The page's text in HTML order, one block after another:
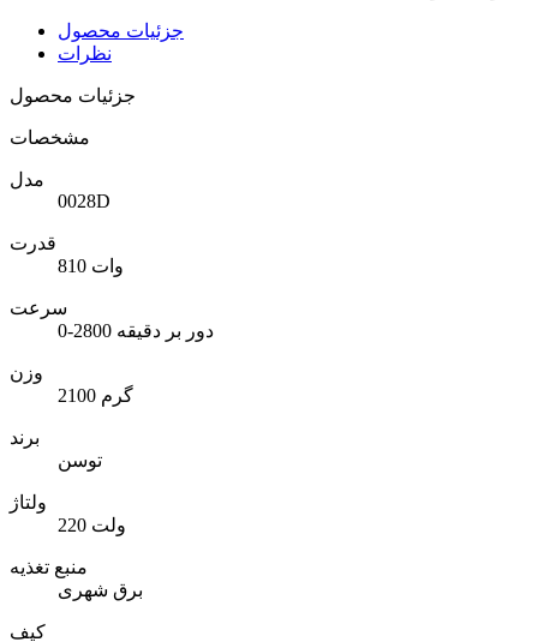
جزئیات محصول
نظرات
جزئیات محصول
مشخصات
مدل
0028D
قدرت
810 وات
سرعت
0-2800 دور بر دقیقه
وزن
2100 گرم
برند
توسن
ولتاژ
220 ولت
منبع تغذیه
برق شهری
کیف